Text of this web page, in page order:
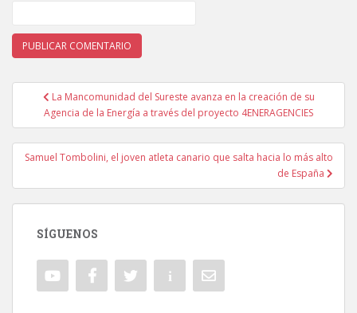
Navegación de entradas
La Mancomunidad del Sureste avanza en la creación de su
Agencia de la Energía a través del proyecto 4ENERAGENCIES
Samuel Tombolini, el joven atleta canario que salta hacia lo más alto
de España
SÍGUENOS